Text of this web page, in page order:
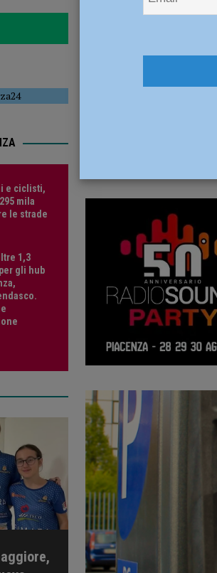
Caldo estremo e asili nido, Tagliaferri (FdI): “Verificare
e ciclisti,
mila
le strade
1,3
gli hub